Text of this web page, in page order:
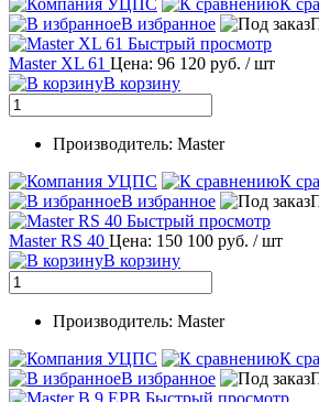
В избранное
Быстрый просмотр
Master XL 61 Цена: 96 120 руб. / шт
В корзину
Производитель: Master
К
В избранное
Быстрый просмотр
Master RS 40 Цена: 150 100 руб. / шт
В корзину
Производитель: Master
К
В избранное
Быстрый просмотр